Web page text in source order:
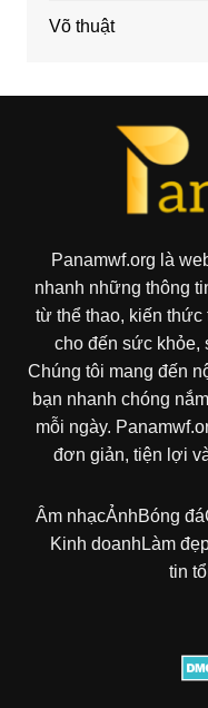
Võ thuật
Panamwf.org là
nhanh những thông
từ thể thao, kiến
cho đến sức khỏe,
Chúng tôi mang đến
bạn nhanh chóng
mỗi ngày.
đơn giản, tiện lợi
Âm nhạcẢnhBóng đá
Kinh doanh Làm
tin